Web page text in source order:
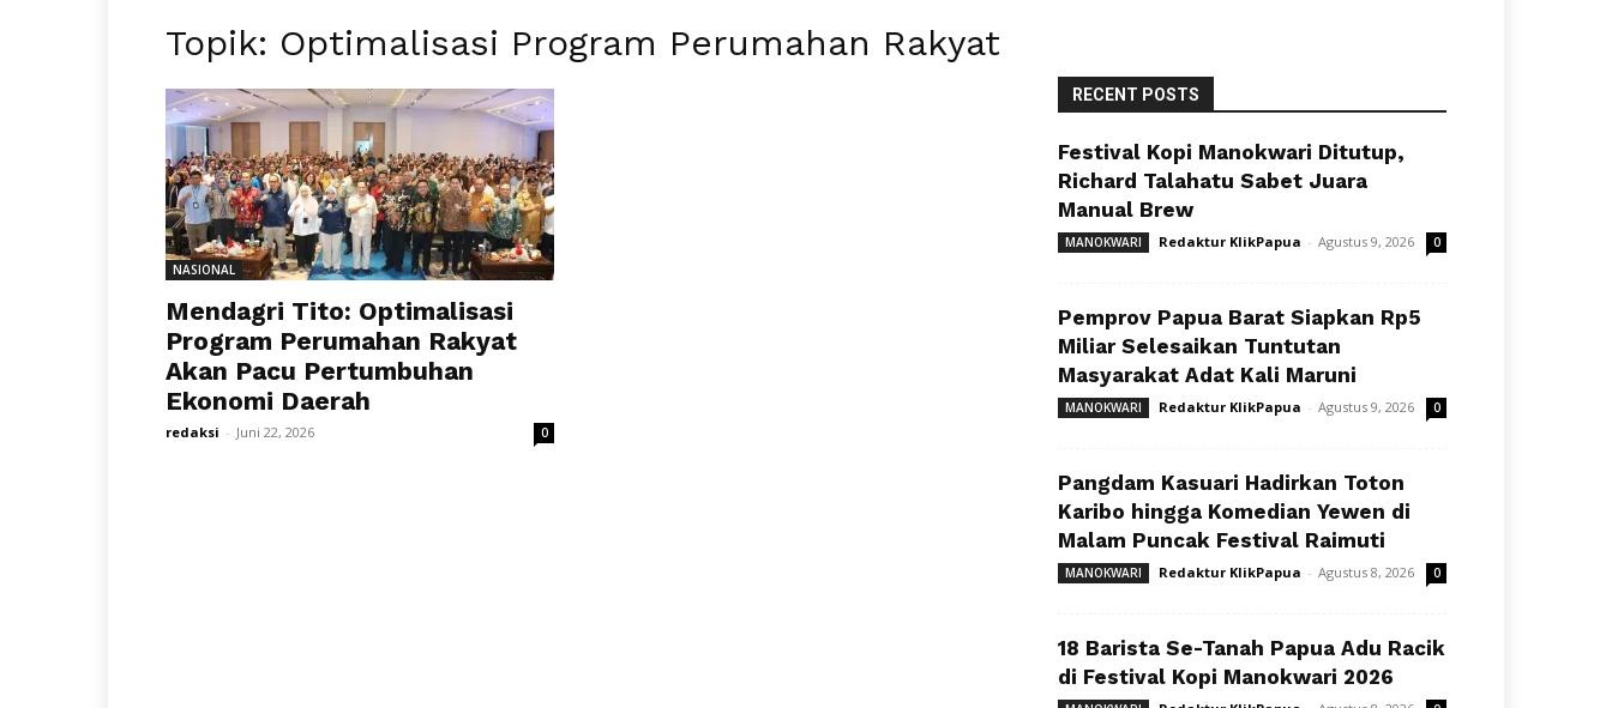
Topik: Optimalisasi Program Perumahan Rakyat
NASIONAL
Mendagri Tito: Optimalisasi
Program Perumahan Rakyat
Akan Pacu Pertumbuhan
Ekonomi Daerah
redaksi - Juni 22, 2026 0
RECENT POSTS
Festival Kopi Manokwari Ditutup,
Richard Talahatu Sabet Juara
Manual Brew
MANOKWARI Redaktur KlikPapua - Agustus 9, 2026 0
Pemprov Papua Barat Siapkan Rp5
Miliar Selesaikan Tuntutan
Masyarakat Adat Kali Maruni
MANOKWARI Redaktur KlikPapua - Agustus 9, 2026 0
Pangdam Kasuari Hadirkan Toton
Karibo hingga Komedian Yewen di
Malam Puncak Festival Raimuti
MANOKWARI Redaktur KlikPapua - Agustus 8, 2026 0
18 Barista Se-Tanah Papua Adu Racik
di Festival Kopi Manokwari 2026